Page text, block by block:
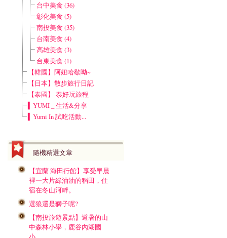
台中美食 (36)
彰化美食 (5)
南投美食 (35)
台南美食 (4)
高雄美食 (3)
台東美食 (1)
【韓國】阿妞哈歇呦~
【日本】散步旅行日記
【泰國】 泰好玩旅程
▍YUMI _ 生活&分享
▍Yumi In 試吃活動...
隨機精選文章
【宜蘭 海田行館】享受早晨
裡一大片綠油油的稻田，住
宿在冬山河畔。
選狼還是獅子呢?
【南投旅遊景點】避暑的山
中森林小學，鹿谷內湖國